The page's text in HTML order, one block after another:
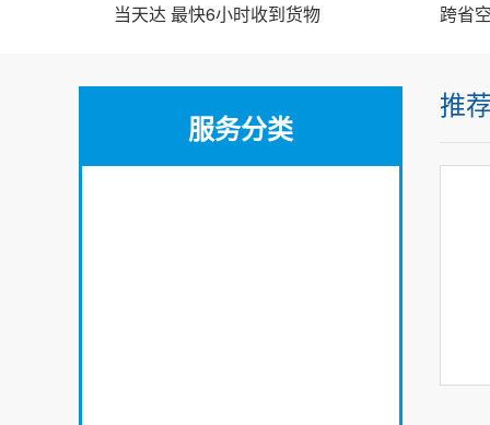
当天达 最快6小时收到货物 跨省
服务分类
推